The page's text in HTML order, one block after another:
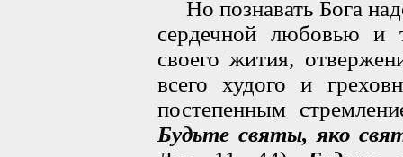
Но познавать Бога
сердечной любовью и
своего жития,
всего худого и
постепенным
Будьте святы, яко